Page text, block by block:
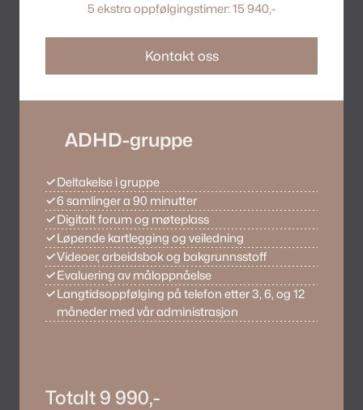
5 ekstra oppfølgingstimer: 15 940,-
Kontakt oss
ADHD-gruppe
✓Deltakelse i gruppe
✓6 samlinger a 90 minutter
✓Digitalt forum og møteplass
✓Løpende kartlegging og veiledning
✓Videoer, arbeidsbok og bakgrunnsstoff
✓Evaluering av måloppnåelse
✓Langtidsoppfølging på telefon etter 3, 6, og 12
måneder med vår administrasjon
Totalt 9 990,-